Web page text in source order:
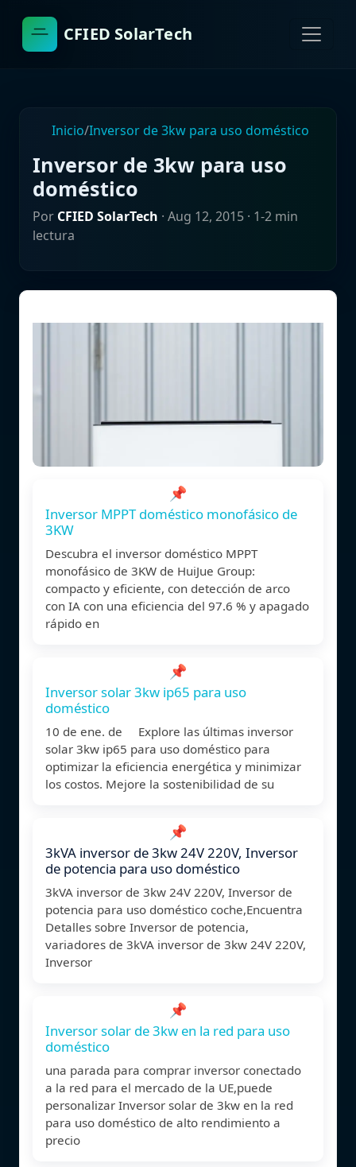
CFIED SolarTech
Inicio/Inversor de 3kw para uso doméstico
Inversor de 3kw para uso
doméstico
Por CFIED SolarTech · Aug 12, 2015 · 1-2 min
lectura
📌
Inversor MPPT doméstico monofásico de
3KW
Descubra el inversor doméstico MPPT
monofásico de 3KW de HuiJue Group:
compacto y eficiente, con detección de arco
con IA con una eficiencia del 97.6 % y apagado
rápido en
📌
Inversor solar 3kw ip65 para uso
doméstico
10 de ene. de Explore las últimas inversor
solar 3kw ip65 para uso doméstico para
optimizar la eficiencia energética y minimizar
los costos. Mejore la sostenibilidad de su
📌
3kVA inversor de 3kw 24V 220V, Inversor
de potencia para uso doméstico
3kVA inversor de 3kw 24V 220V, Inversor de
potencia para uso doméstico coche,Encuentra
Detalles sobre Inversor de potencia,
variadores de 3kVA inversor de 3kw 24V 220V,
Inversor
📌
Inversor solar de 3kw en la red para uso
doméstico
una parada para comprar inversor conectado
a la red para el mercado de la UE,puede
personalizar Inversor solar de 3kw en la red
para uso doméstico de alto rendimiento a
precio